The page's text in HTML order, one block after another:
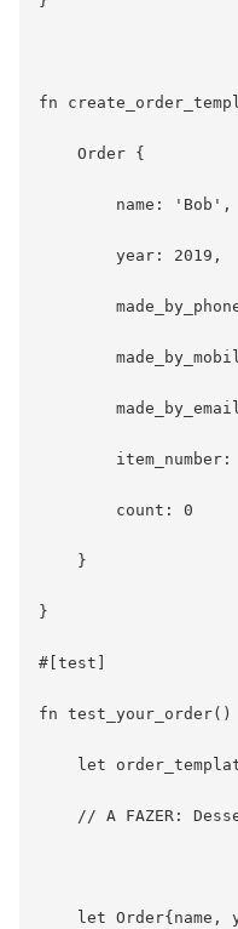
fn
Order {
name: 'Bob',
year: 2019,
item_number:
count: 0
}
}
#[test]
fn test_your_order()
let
// A FAZER:
let Order{name,